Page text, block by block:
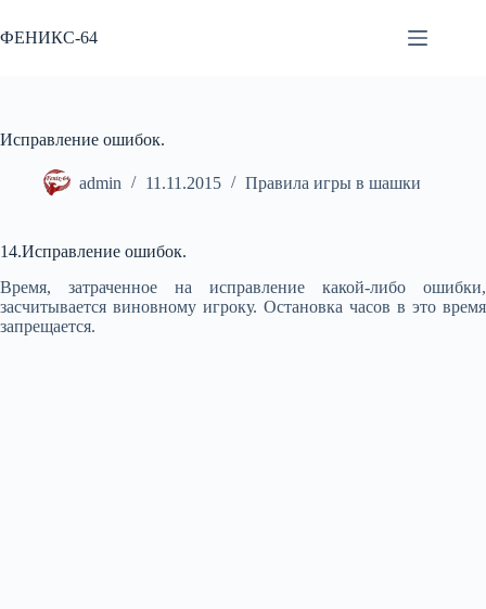
к
сути
ФЕНИКС-64
Исправление ошибок.
admin 11.11.2015 Правила игры в шашки
14.Исправление ошибок.
Время, затраченное на исправление какой-либо ошибки,
засчитывается виновному игроку. Остановка часов в это время
запрещается.